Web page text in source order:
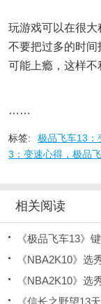
玩游戏可以在很
不要把过多的时
可能上瘾，这样不
……
标签: 极品飞车13：
3：变速心得，极品
相关阅读
《极品飞车13》
《NBA2K10》选
《NBA2K10》选
《信长之野望13